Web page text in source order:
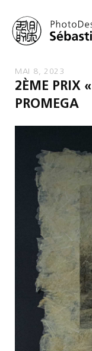
MAI 8, 2023
2ÈME PRIX
PROMEGA